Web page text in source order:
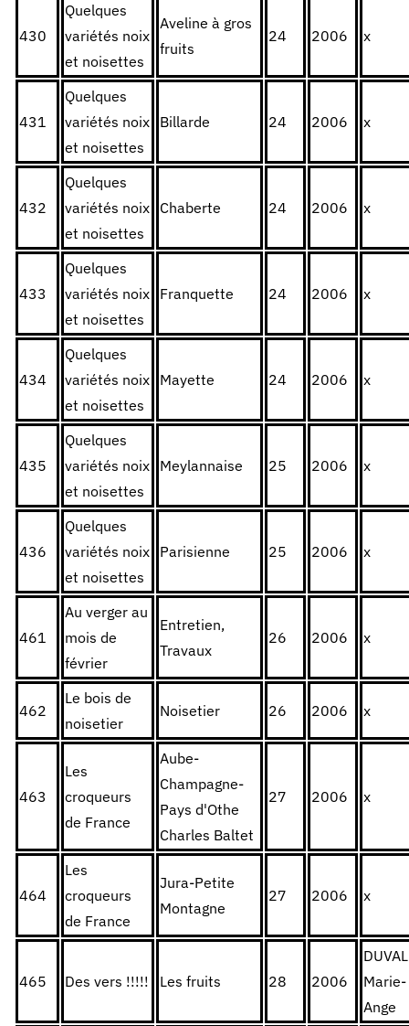
430
Quelques
variétés noix
et noisettes
Aveline à gros
fruits
24 2006 x
431
Quelques
variétés noix
et noisettes
Billarde 24 2006 x
432
Quelques
variétés noix
et noisettes
Chaberte 24 2006 x
433
Quelques
variétés noix
et noisettes
Franquette 24 2006 x
434
Quelques
variétés noix
et noisettes
Mayette 24 2006 x
435
Quelques
variétés noix
et noisettes
Meylannaise 25 2006 x
436
Quelques
variétés noix
et noisettes
Parisienne 25 2006 x
461
Au verger au
mois de
février
Entretien,
Travaux
26 2006 x
462
Le bois de
noisetier
Noisetier 26 2006 x
463
Les
croqueurs
de France
Aube-
Champagne-
Pays d'Othe
Charles Baltet
27 2006 x
464
Les
croqueurs
de France
Jura-Petite
Montagne
27 2006 x
465 Des vers !!!!! Les fruits 28 2006
DUVAL
Marie-
Ange